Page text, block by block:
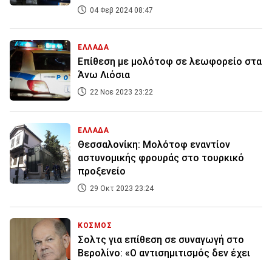
04 Φεβ 2024 08:47
ΕΛΛΑΔΑ
Επίθεση με μολότοφ σε λεωφορείο στα
Άνω Λιόσια
22 Νοε 2023 23:22
ΕΛΛΑΔΑ
Θεσσαλονίκη: Μολότοφ εναντίον
αστυνομικής φρουράς στο τουρκικό
προξενείο
29 Οκτ 2023 23:24
ΚΟΣΜΟΣ
Σολτς για επίθεση σε συναγωγή στο
Βερολίνο: «Ο αντισημιτισμός δεν έχει